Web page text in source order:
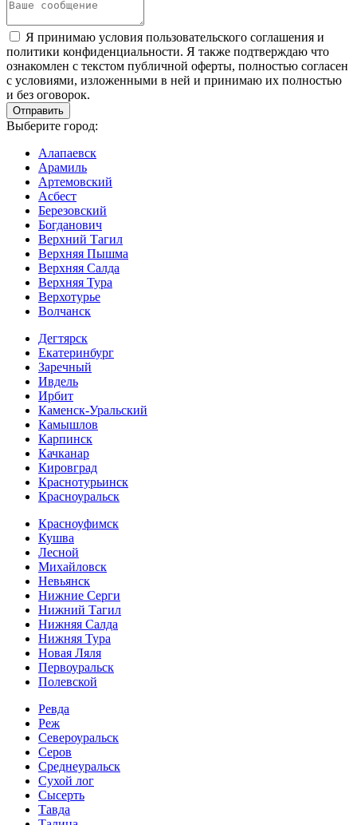
Я принимаю условия пользовательского соглашения и
политики конфиденциальности. Я также подтверждаю что
ознакомлен с текстом публичной оферты, полностью согласен
с условиями, изложенными в ней и принимаю их полностью
и без оговорок.
Выберите город:
Алапаевск
Арамиль
Артемовский
Асбест
Березовский
Богданович
Верхний Тагил
Верхняя Пышма
Верхняя Салда
Верхняя Тура
Верхотурье
Волчанск
Дегтярск
Екатеринбург
Заречный
Ивдель
Ирбит
Каменск-Уральский
Камышлов
Карпинск
Качканар
Кировград
Краснотурьинск
Красноуральск
Красноуфимск
Кушва
Лесной
Михайловск
Невьянск
Нижние Серги
Нижний Тагил
Нижняя Салда
Нижняя Тура
Новая Ляля
Первоуральск
Полевской
Ревда
Реж
Североуральск
Серов
Среднеуральск
Сухой лог
Сысерть
Тавда